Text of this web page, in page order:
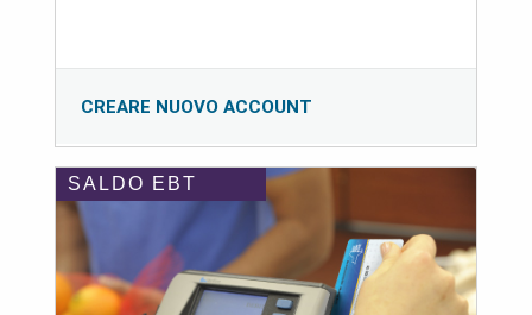
CREARE NUOVO ACCOUNT
SALDO EBT